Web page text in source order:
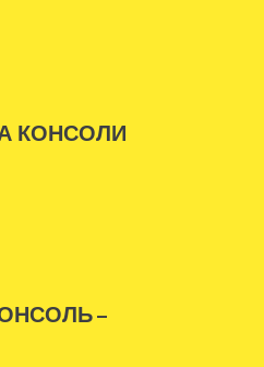
КОНСОЛИ
–